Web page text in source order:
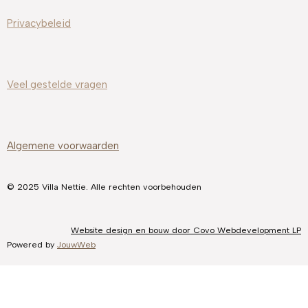
Privacybeleid
Veel gestelde vragen
Algemene voorwaarden
© 2025 Villa Nettie. Alle rechten voorbehouden
Website design en bouw door Covo Webdevelopment LP
Powered by JouwWeb